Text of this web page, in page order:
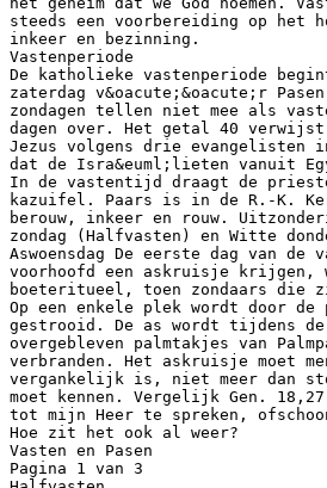
steeds een voorbereiding op het
inkeer en bezinning.
Vastenperiode
De katholieke vastenperiode
zaterdag v&oacute;&oacute;r
zondagen tellen niet mee als
dagen over. Het getal 40 verwijst
Jezus volgens drie
dat de Isra&euml;lieten vanuit
In de vastentijd draagt de
kazuifel. Paars is in de R.-K.
berouw, inkeer en rouw.
zondag (Halfvasten) en Witte
Aswoensdag De eerste dag van
voorhoofd een askruisje krijgen,
boeteritueel, toen zondaars die
Op een enkele plek wordt door
gestrooid. De as wordt tijdens de
overgebleven palmtakjes van
verbranden. Het askruisje moet
vergankelijk is, niet meer dan
moet kennen. Vergelijk Gen.
tot mijn Heer te spreken,
Hoe zit het ook al weer?
Vasten en Pasen
Pagina 1 van 3